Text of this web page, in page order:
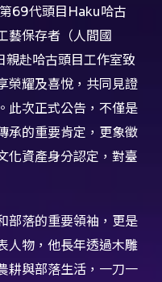
69代頭目Haku哈古
藝保存者（人間國
親赴哈古頭目工作室致
榮耀及喜悅，共同見證
此次正式公告，不僅是
承的重要肯定，更象徵
化資產身分認定，對臺
部落的重要領袖，更是
人物，他長年透過木雕
耕與部落生活，一刀一